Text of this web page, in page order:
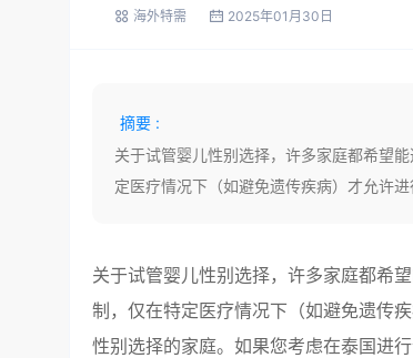
海外特需 2025年01月30日
摘要 :
关于试管婴儿性别选择，许多家庭都希望
定医疗情况下（如避免遗传疾病）才允许
关于试管婴儿性别选择，许多家庭都希
制，仅在特定医疗情况下（如避免遗传
性别选择的家庭。如果您考虑在泰国进